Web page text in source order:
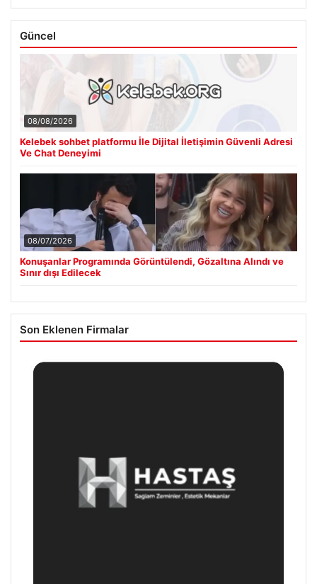
Güncel
08/08/2026
Kelebek sohbet platformu İle Dijital İletişimin Güvenli Adresi
Ve Chat Deneyimi
08/07/2026
Konuşanlar Programında Görüntülendi, Gözaltına Alındı ve
Sınır dışı Edilecek
Son Eklenen Firmalar